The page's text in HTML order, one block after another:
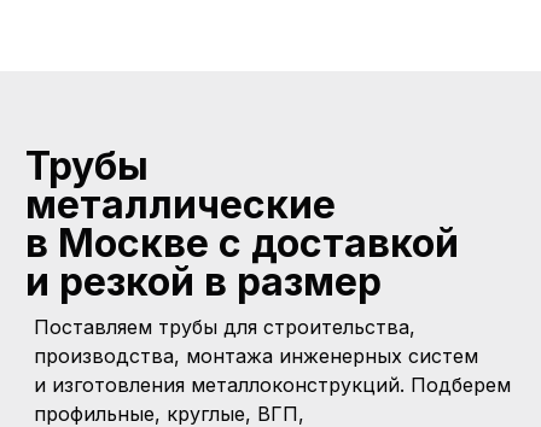
Поставляем трубы для строительства,
производства, монтажа инженерных систем
и изготовления металлоконструкций. Подберем
профильные, круглые, ВГП,
Трубы
металлические
в Москве с доставкой
и резкой в размер